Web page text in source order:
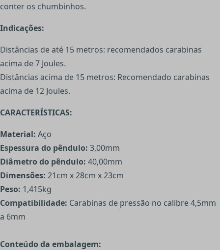
conter os chumbinhos.
Indicações:
Distâncias de até 15 metros: recomendados carabinas
acima de 7 Joules.
Distâncias acima de 15 metros: Recomendado carabinas
acima de 12 Joules.
CARACTERÍSTICAS:
Material: Aço
Espessura do pêndulo: 3,00mm
Diâmetro do pêndulo: 40,00mm
Dimensões: 21cm x 28cm x 23cm
Peso: 1,415kg
Compatibilidade: Carabinas de pressão no calibre 4,5mm
a 6mm
Conteúdo da embalagem: